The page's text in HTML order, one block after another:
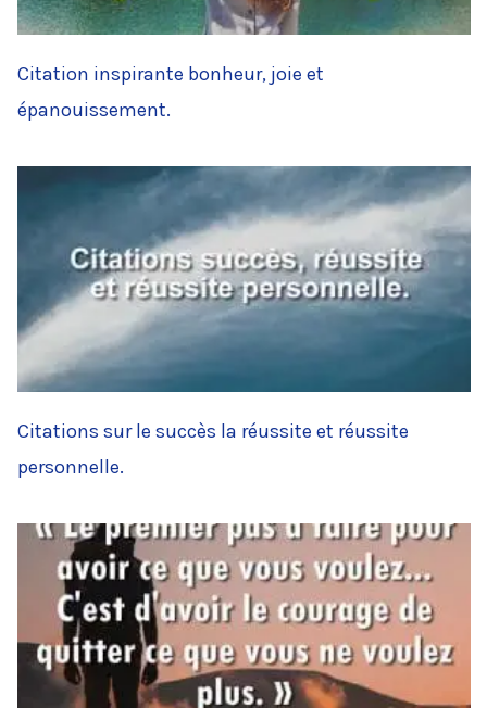
Citation inspirante bonheur, joie et
épanouissement.
Citations sur le succès la réussite et réussite
personnelle.